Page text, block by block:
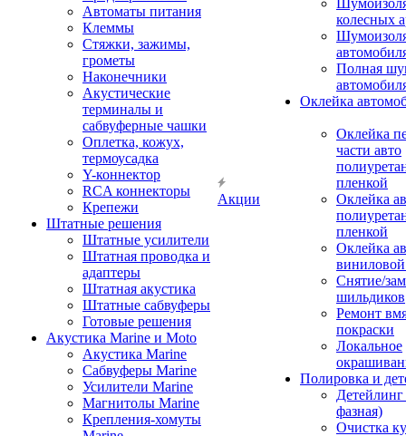
Автоматы питания
Клеммы
Стяжки, зажимы,
грометы
Наконечники
Акустические
терминалы и
сабвуферные чашки
Оплетка, кожух,
термоусадка
Y-коннектор
RCA коннекторы
Крепежи
Штатные решения
Штатные усилители
Штатная проводка и
адаптеры
Штатная акустика
Штатные сабвуферы
Готовые решения
Акустика Marine и Moto
Акустика Marine
Сабвуферы Marine
Усилители Marine
Магнитолы Marine
Крепления-хомуты
Акции
колесных
Полная
Оклейка
Оклейка
части авто
пленкой
Оклейка
пленкой
Оклейка
Снятие/
шильдиков
Ремонт
покраски
Локальное
Полировка и
фазная)
Очистка